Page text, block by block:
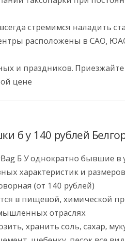
стремимся наладить
расположены в САО,
и праздников.
цене
б у 140 рублей
Б У однократно бывшие в
характеристик и размеров
(от 140 рублей)
в пищевой, химической
отраслях
хранить соль, сахар,